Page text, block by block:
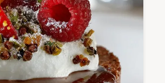
des garnitures de
risque quelle…